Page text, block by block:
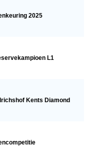
2025
L1
Kents Diamond